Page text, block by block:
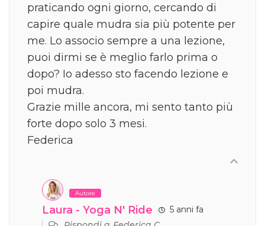
praticando ogni giorno, cercando di
capire quale mudra sia più potente per
me. Lo associo sempre a una lezione,
puoi dirmi se è meglio farlo prima o
dopo? Io adesso sto facendo lezione e
poi mudra.
Grazie mille ancora, mi sento tanto più
forte dopo solo 3 mesi.
Federica
Autore
Laura - Yoga N' Ride
5 anni fa